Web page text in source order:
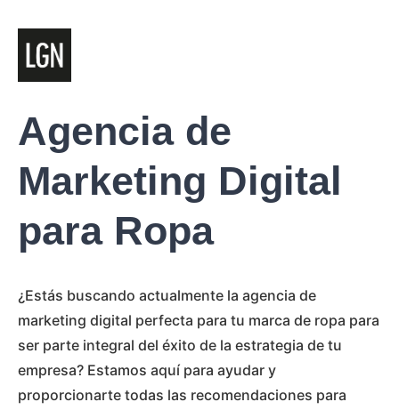
Agencia de
Marketing Digital
para Ropa
¿Estás buscando actualmente la agencia de
marketing digital perfecta para tu marca de ropa para
ser parte integral del éxito de la estrategia de tu
empresa? Estamos aquí para ayudar y
proporcionarte todas las recomendaciones para